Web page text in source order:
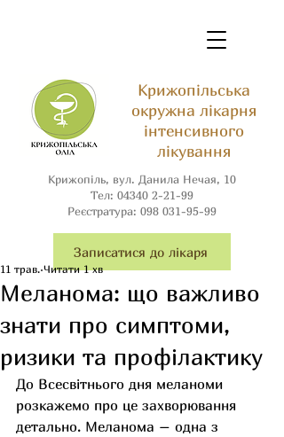
Крижопільська
окружна лікарня
інтенсивного
лікування
Крижопіль, вул. Данила Нечая, 10
Тел: 04340 2-21-99
Реєстратура: 098 031-95-99
Записатися до лікаря
Меланома: що важливо
знати про симптоми,
ризики та профілактику
11 трав. Читати 1 хв
До Всесвітнього дня меланоми
розкажемо про це захворювання
детально. Меланома – одна з